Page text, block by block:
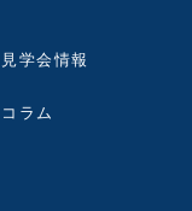
見学会情報
コラム